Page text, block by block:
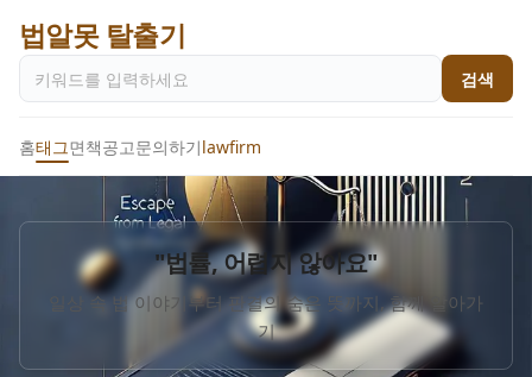
법알못 탈출기
검색
홈태그면책공고문의하기lawfirm
"법률, 어렵지 않아요"
일상 속 법 이야기부터 판결의 숨은 뜻까지, 함께 알아가
기